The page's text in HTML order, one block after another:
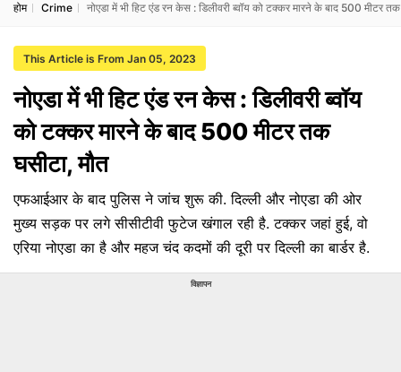
होम Crime नोएडा में भी हिट एंड रन केस : डिलीवरी ब्वॉय को टक्कर मारने के बाद 500 मीटर
This Article is From Jan 05, 2023
नोएडा में भी हिट एंड रन केस : डिलीवरी ब्वॉय
को टक्कर मारने के बाद 500 मीटर तक
घसीटा, मौत
एफआईआर के बाद पुलिस ने जांच शुरू की. दिल्ली और नोएडा की ओर
मुख्य सड़क पर लगे सीसीटीवी फुटेज खंगाल रही है. टक्कर जहां हुई, वो
एरिया नोएडा का है और महज चंद कदमों की दूरी पर दिल्ली का बार्डर है.
विज्ञापन